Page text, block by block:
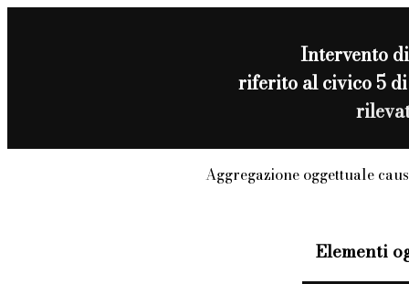
Intervento
riferito al civico 5
Aggregazione oggettuale
Elementi